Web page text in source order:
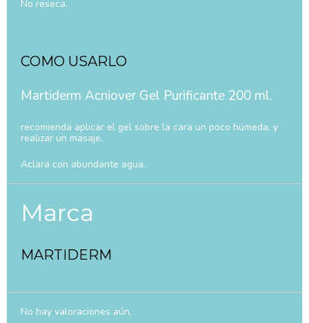
No reseca.
COMO USARLO
Martiderm Acniover Gel Purificante 200 ml.
recomienda aplicar el gel sobre la cara un poco húmeda, y
realizar un masaje.
Aclara con abundante agua.
Marca
MARTIDERM
No hay valoraciones aún.